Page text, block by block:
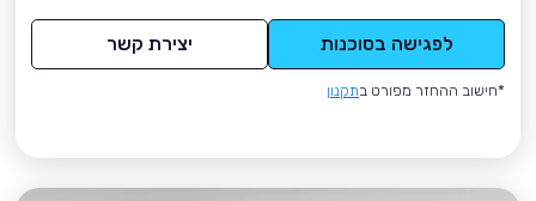
לפגישה בסוכנות יצירת קשר
*חישוב ההחזר מפורט בתקנון